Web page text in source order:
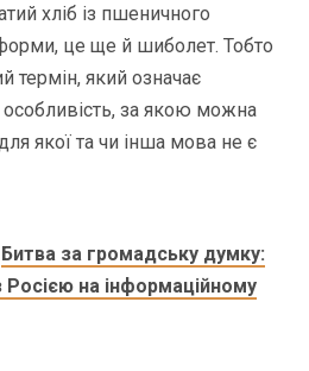
хліб із пшеничного
це ще й шиболет. Тобто
термін, який означає
за якою можна
якої та чи інша мова не є
Битва за громадську думку:
Росією на інформаційному